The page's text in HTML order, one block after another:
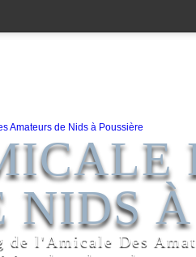
NIDS
de l'Amicale Des